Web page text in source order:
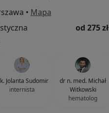
• Mapa
od 275 zł
Jolanta Sudomir
internista
dr n. med. Michał
Witkowski
hematolog